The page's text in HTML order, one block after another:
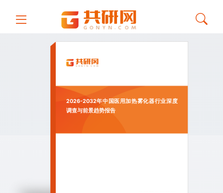
2026-2032年中国医用加热雾化器行业深度
调查与前景趋势报告